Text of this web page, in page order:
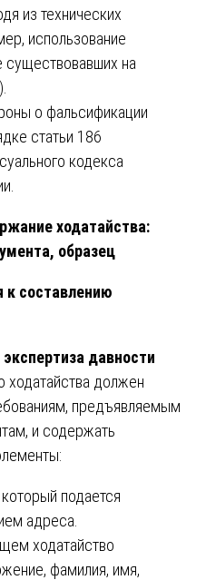
из технических
использование
существовавших на
о фальсификации
статьи 186
кодекса
ходатайства:
образец
к составлению
экспертиза давности
ходатайства должен
предъявляемым
и содержать
подается
адреса.
ходатайство
фамилия, имя,